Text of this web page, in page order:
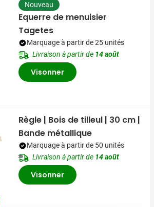
Nouveau
Equerre de menuisier
Tagetes
Marquage à partir de 25 unités
Livraison à partir de 14 août
Visonner
Règle | Bois de tilleul | 30 cm |
Bande métallique
Marquage à partir de 50 unités
Livraison à partir de 14 août
Visonner